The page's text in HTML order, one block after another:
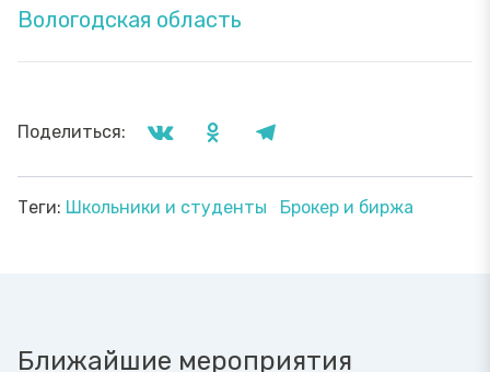
Вологодская область
Поделиться:
Теги: Школьники и студенты Брокер и биржа
Ближайшие мероприятия